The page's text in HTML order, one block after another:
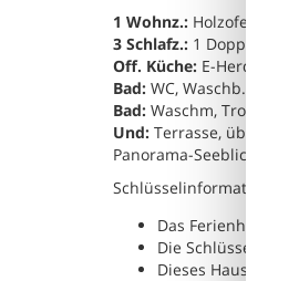
1 Wohnz.: Holzofen,
3 Schlafz.: 1 Doppelbett
Off. Küche: E-Herd,
Bad: WC, Waschb.,
Bad: Waschm, Trockner,
Und: Terrasse, überd.
Panorama-Seeblick,
Schlüsselinformationen
Das Ferienhaus
Die
Dieses Haus ist